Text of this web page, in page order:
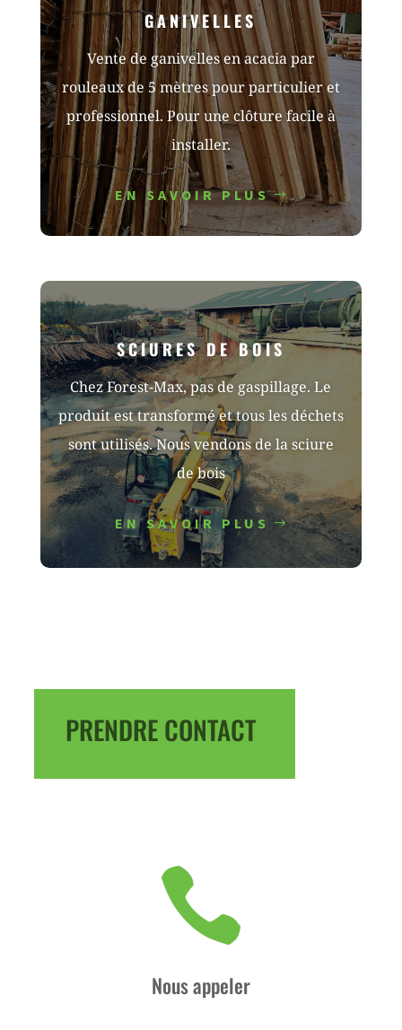
GANIVELLES
Vente de ganivelles en acacia par
rouleaux de 5 mètres pour particulier et
professionnel. Pour une clôture facile à
installer.
EN SAVOIR PLUS
SCIURES DE BOIS
Chez Forest-Max, pas de gaspillage. Le
produit est transformé et tous les déchets
sont utilisés. Nous vendons de la sciure
de bois
EN SAVOIR PLUS
PRENDRE CONTACT

Nous appeler